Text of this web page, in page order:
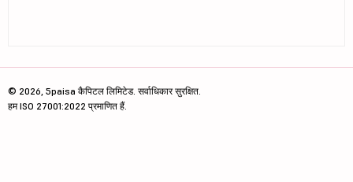
© 2026, 5paisa कैपिटल लिमिटेड. सर्वाधिकार सुरक्षित.
हम ISO 27001:2022 प्रमाणित हैं.